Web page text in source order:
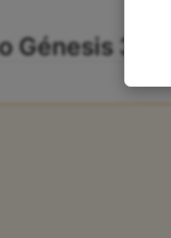
Génesis 30:5